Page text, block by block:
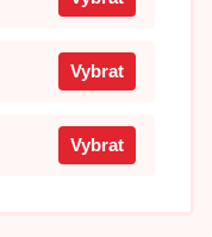
Vybrat
Vybrat